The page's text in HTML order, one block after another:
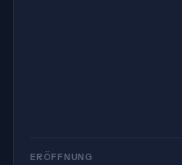
ERÖFFNUNG